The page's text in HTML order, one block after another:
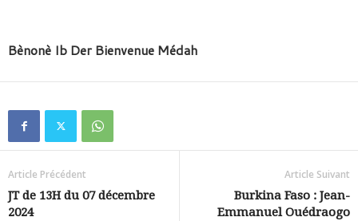
Bènonè Ib Der Bienvenue Médah
Article Précédent
JT de 13H du 07 décembre
2024
Article Suivant
Burkina Faso : Jean-
Emmanuel Ouédraogo